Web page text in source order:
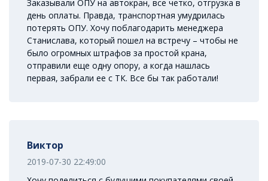
Заказывали ОПУ на автокран, все четко, отгрузка в
день оплаты. Правда, транспортная умудрилась
потерять ОПУ. Хочу поблагодарить менеджера
Станислава, который пошел на встречу – чтобы не
было огромных штрафов за простой крана,
отправили еще одну опору, а когда нашлась
первая, забрали ее с ТК. Все бы так работали!
Виктор
2019-07-30 22:49:00